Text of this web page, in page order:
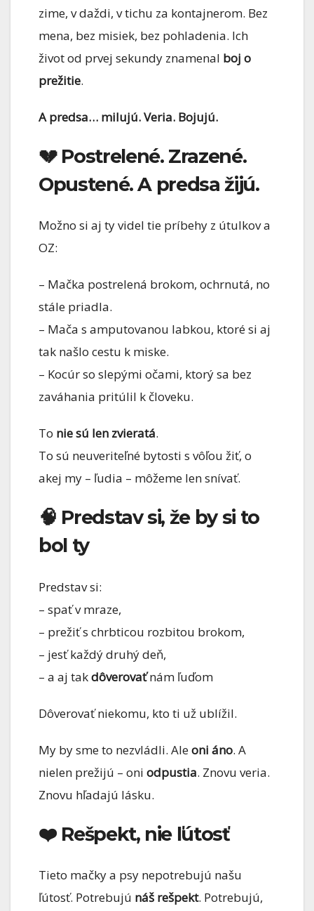
zime, v daždi, v tichu za kontajnerom. Bez
mena, bez misiek, bez pohladenia. Ich
život od prvej sekundy znamenal boj o
prežitie.
A predsa… milujú. Veria. Bojujú.
💔 Postrelené. Zrazené.
Opustené. A predsa žijú.
Možno si aj ty videl tie príbehy z útulkov a
OZ:
– Mačka postrelená brokom, ochrnutá, no
stále priadla.
– Mača s amputovanou labkou, ktoré si aj
tak našlo cestu k miske.
– Kocúr so slepými očami, ktorý sa bez
zaváhania pritúlil k človeku.
To nie sú len zvieratá.
To sú neuveriteľné bytosti s vôľou žiť, o
akej my – ľudia – môžeme len snívať.
🧠 Predstav si, že by si to
bol ty
Predstav si:
– spať v mraze,
– prežiť s chrbticou rozbitou brokom,
– jesť každý druhý deň,
– a aj takdôverovaťnám ľuďom
Dôverovať niekomu, kto ti už ublížil.
My by sme to nezvládli. Aleoni áno. A
nielen prežijú – oni odpustia. Znovu veria.
Znovu hľadajú lásku.
❤️ Rešpekt, nie ľútosť
Tieto mačky a psy nepotrebujú našu
ľútosť. Potrebujú náš rešpekt. Potrebujú,